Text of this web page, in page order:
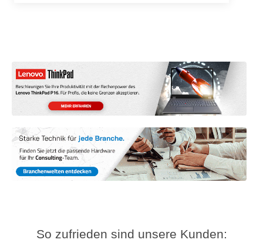
So zufrieden sind unsere Kunden: